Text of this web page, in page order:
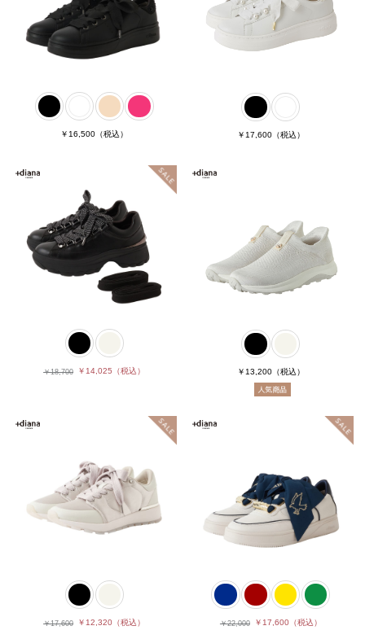
￥16,500 （税込） ￥17,600（税込）
￥18,700 ￥14,025 （税込） ￥13,200（税込）
￥17,600 ￥12,320 （税込） ￥22,000 ￥17,600（税込）